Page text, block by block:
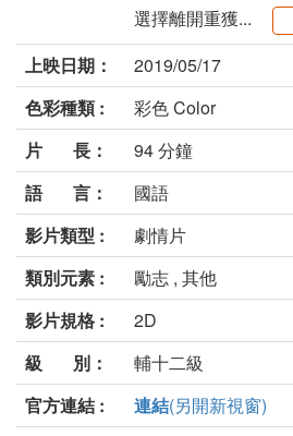
選擇離開重獲...
上映日期：
2019/05/17
色彩種類 :
彩色 Color
片 長：
94 分鐘
語 言：
國語
影片類型 :
劇情片
類別元素 :
勵志 , 其他
影片規格 :
2D
級 別：
輔十二級
官方連結 :
連結(另開新視窗)